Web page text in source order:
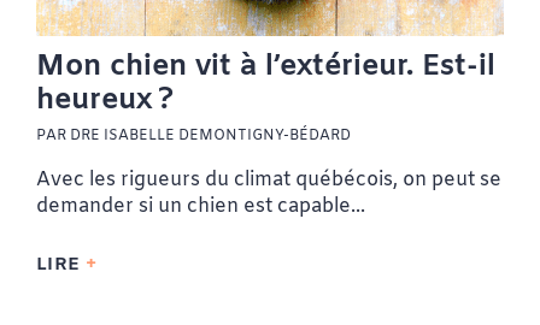
Mon chien vit à l’extérieur. Est-il
heureux ?
PAR DRE ISABELLE DEMONTIGNY-BÉDARD
Avec les rigueurs du climat québécois, on peut se
demander si un chien est capable...
LIRE